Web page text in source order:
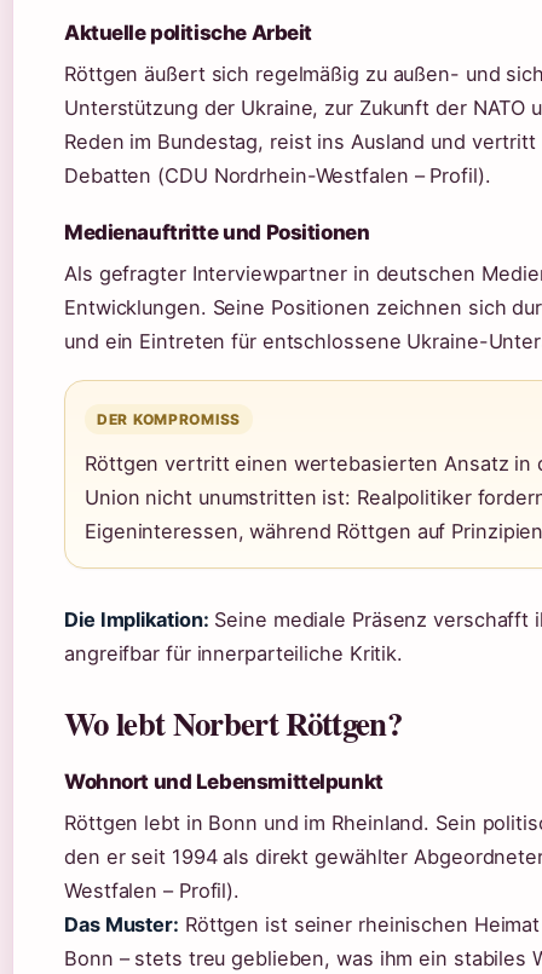
Aktuelle politische Arbeit
Röttgen äußert sich regelmäßig zu außen- und
Unterstützung der Ukraine, zur Zukunft der NATO
Reden im Bundestag, reist ins Ausland und
Debatten (CDU Nordrhein-Westfalen – Profil).
Medienauftritte und Positionen
Als gefragter Interviewpartner in deutschen
Entwicklungen. Seine Positionen zeichnen sich
und ein Eintreten für entschlossene Ukraine-
DER KOMPROMISS
Röttgen vertritt einen wertebasierten Ansatz in
Union nicht unumstritten ist: Realpolitiker
Eigeninteressen, während Röttgen auf
Die Implikation: Seine mediale Präsenz verschafft
angreifbar für innerparteiliche Kritik.
Wo lebt Norbert Röttgen?
Wohnort und Lebensmittelpunkt
Röttgen lebt in Bonn und im Rheinland. Sein
den er seit 1994 als direkt gewählter
Westfalen – Profil).
Das Muster: Röttgen ist seiner rheinischen
Bonn – stets treu geblieben, was ihm ein stabiles